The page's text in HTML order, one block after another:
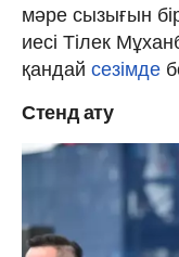
мәре сызығын
иесі Тілек
қандай сезімде
Стенд ату